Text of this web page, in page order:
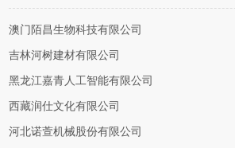
澳门陌昌生物科技有限公司
吉林河树建材有限公司
黑龙江嘉青人工智能有限公司
西藏润仕文化有限公司
河北诺萱机械股份有限公司